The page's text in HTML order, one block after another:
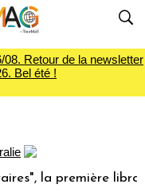
Retour de la newsletter
Bel été !
première librairie du